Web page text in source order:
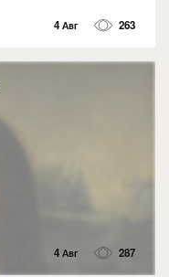
4 Авг 263
4 Авг 287